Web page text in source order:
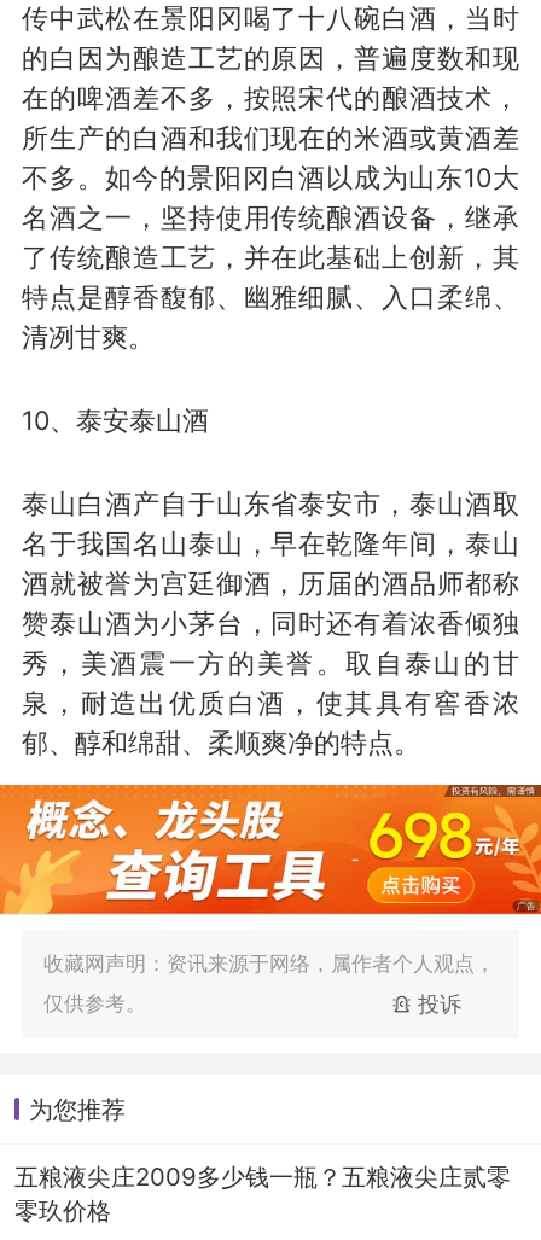
传中武松在景阳冈喝了十八碗白酒，当时
的白因为酿造工艺的原因，普遍度数和现
在的啤酒差不多，按照宋代的酿酒技术，
所生产的白酒和我们现在的米酒或黄酒差
不多。如今的景阳冈白酒以成为山东10大
名酒之一，坚持使用传统酿酒设备，继承
了传统酿造工艺，并在此基础上创新，其
特点是醇香馥郁、幽雅细腻、入口柔绵、
清冽甘爽。
10、泰安泰山酒
泰山白酒产自于山东省泰安市，泰山酒取
名于我国名山泰山，早在乾隆年间，泰山
酒就被誉为宫廷御酒，历届的酒品师都称
赞泰山酒为小茅台，同时还有着浓香倾独
秀，美酒震一方的美誉。取自泰山的甘
泉，耐造出优质白酒，使其具有窖香浓
郁、醇和绵甜、柔顺爽净的特点。
收藏网声明：资讯来源于网络，属作者个人观点，
仅供参考。
投诉
为您推荐
五粮液尖庄2009多少钱一瓶？五粮液尖庄贰零
零玖价格